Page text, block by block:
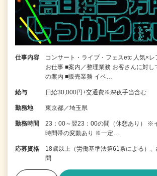
仕事内容
コンサート・ライブ・フェスetc 人気×
お仕事 ■案内／整理業務 お客さんに対し
の案内 ■販売業務 イベ…
給与 日給30,000円+交通費※深夜手当含む
勤務地 東京都／埼玉県
勤務時間
23：00～翌23：00の間（休憩あり） ※
時間帯の変動あり ※一定…
応募資格
18歳以上（労働基準法第61条による）
問